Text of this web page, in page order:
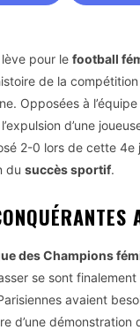
lève pour le football
de la
Opposées à
d’une
2-0 lors de cette
du succès sportif.
des Champions
se sont
avaient
d’une